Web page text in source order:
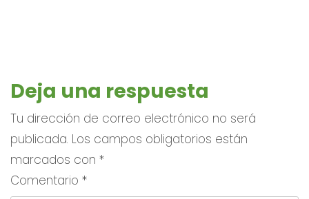
Deja una respuesta
Tu dirección de correo electrónico no será
publicada. Los campos obligatorios están
marcados con *
Comentario *